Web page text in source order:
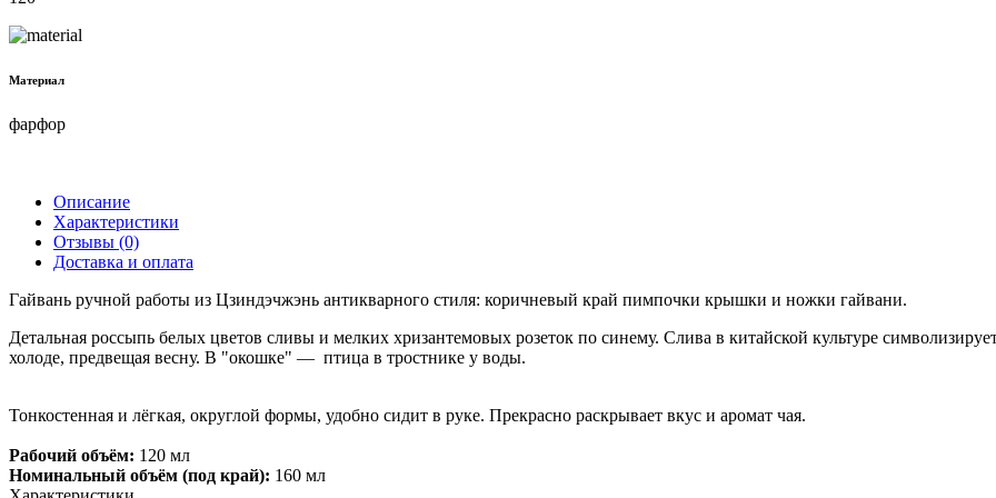
Материал
фарфор
Описание
Характеристики
Отзывы (0)
Доставка и оплата
Гайвань ручной работы из Цзиндэчжэнь антикварного стиля: коричневый край пимпочки крышки и ножки гайвани.
Детальная россыпь белых цветов сливы и мелких хризантемовых розеток по синему. Слива в китайской культуре
холоде, предвещая весну. В "окошке" — птица в тростнике у воды.
Тонкостенная и лёгкая, округлой формы, удобно сидит в руке. Прекрасно раскрывает вкус и аромат чая.
Рабочий объём: 120 мл
Номинальный объём (под край): 160 мл